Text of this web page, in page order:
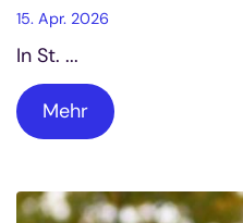
15. Apr. 2026
In St. ...
Mehr